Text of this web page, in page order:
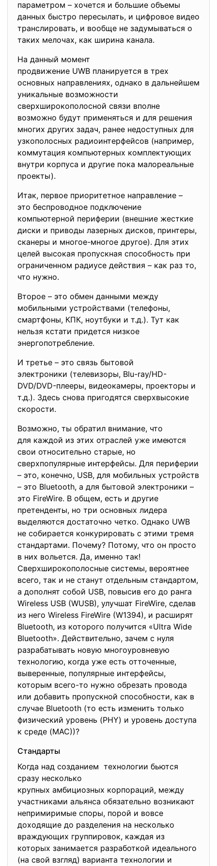
параметром – хочется и большие объемы
данных быстро пересылать, и цифровое видео
транслировать, и вообще не задумываться о
таких мелочах, как ширина канала.
На данный момент
продвижение UWB планируется в трех
основных направлениях, однако в дальнейшем
уникальные возможности
сверхширокополосной связи вполне
возможно будут применяться и для решения
многих других задач, ранее недоступных для
узкополосных радиоинтерфейсов (например,
коммутация компьютерных комплектующих
внутри корпуса и другие пока малореальные
проекты).
Итак, первое приоритетное направление –
это беспроводное подключение
компьютерной периферии (внешние жесткие
диски и приводы лазерных дисков, принтеры,
сканеры и многое-многое другое). Для этих
целей высокая пропускная способность при
ограниченном радиусе действия – как раз то,
что нужно.
Второе – это обмен данными между
мобильными устройствами (телефоны,
смартфоны, КПК, ноутбуки и т.д.). Тут как
нельзя кстати придется низкое
энергопотребление.
И третье – это связь бытовой
электроники (телевизоры, Blu-ray/HD-
DVD/DVD-плееры, видеокамеры, проекторы и
т.д.). Здесь снова пригодятся сверхвысокие
скорости.
Возможно, ты обратил внимание, что
для каждой из этих отраслей уже имеются
свои относительно старые, но
сверхпопулярные интерфейсы. Для периферии
– это, конечно, USB, для мобильных устройств
– это Bluetooth, а для бытовой электроники –
это FireWire. В общем, есть и другие
претенденты, но три основных лидера
выделяются достаточно четко. Однако UWB
не собирается конкурировать с этими тремя
стандартами. Почему? Потому, что он просто
в них вольется. Да, именно так!
Сверхширокополосные системы, вероятнее
всего, так и не станут отдельным стандартом,
а дополнят собой USB, повысив его до ранга
Wireless USB (WUSB), улучшат FireWire, сделав
из него Wireless FireWire (W1394), и расширят
Bluetooth, из которого получится «Ultra Wide
Bluetooth». Действительно, зачем с нуля
разрабатывать новую многоуровневую
технологию, когда уже есть отточенные,
выверенные, популярные интерфейсы,
которым всего-то нужно обрезать провода
или добавить пропускной способности, как в
случае Bluetooth (то есть изменить только
физический уровень (PHY) и уровень доступа
к среде (MAC))?
Стандарты
Когда над созданием технологии бьются
сразу несколько
крупных амбициозных корпораций, между
участниками альянса обязательно возникают
непримиримые споры, порой и вовсе
доходящие до разделения на несколько
враждующих группировок, каждая из
которых занимается разработкой идеального
(на свой взгляд) варианта технологии и